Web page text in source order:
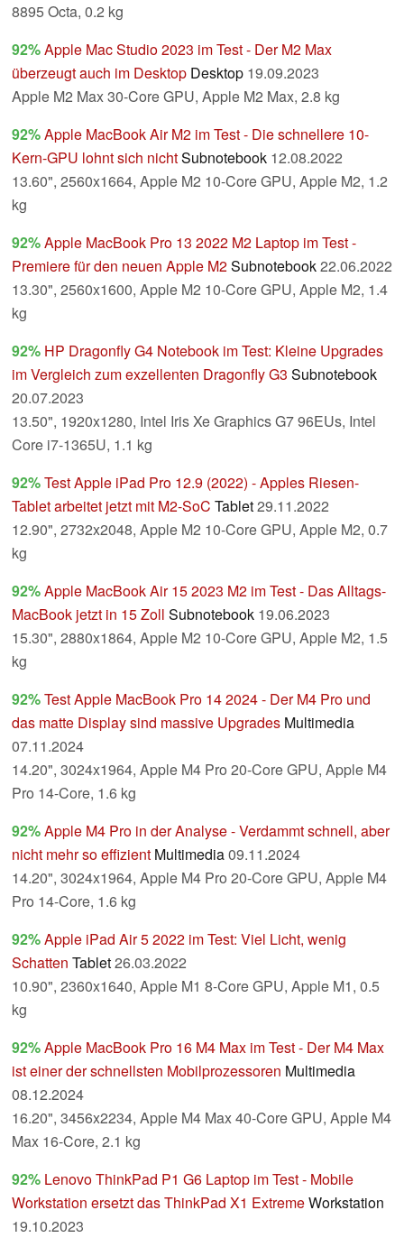
8895 Octa, 0.2 kg
92%Apple Mac Studio 2023 im Test - Der M2 Max
überzeugt auch im Desktop Desktop 19.09.2023
Apple M2 Max 30-Core GPU, Apple M2 Max, 2.8 kg
92%Apple MacBook Air M2 im Test - Die schnellere 10-
Kern-GPU lohnt sich nichtSubnotebook 12.08.2022
13.60", 2560x1664, Apple M2 10-Core GPU, Apple M2, 1.2
kg
92%Apple MacBook Pro 13 2022 M2 Laptop im Test -
Premiere für den neuen Apple M2Subnotebook22.06.2022
13.30", 2560x1600, Apple M2 10-Core GPU, Apple M2, 1.4
kg
92% HP Dragonfly G4 Notebook im Test: Kleine Upgrades
im Vergleich zum exzellenten Dragonfly G3 Subnotebook
20.07.2023
13.50", 1920x1280, Intel Iris Xe Graphics G7 96EUs, Intel
Core i7-1365U, 1.1 kg
92%Test Apple iPad Pro 12.9 (2022) - Apples Riesen-
Tablet arbeitet jetzt mit M2-SoC Tablet29.11.2022
12.90", 2732x2048, Apple M2 10-Core GPU, Apple M2, 0.7
kg
92%Apple MacBook Air 15 2023 M2 im Test - Das Alltags-
MacBook jetzt in 15 Zoll Subnotebook 19.06.2023
15.30", 2880x1864, Apple M2 10-Core GPU, Apple M2, 1.5
kg
92%Test Apple MacBook Pro 14 2024 - Der M4 Pro und
das matte Display sind massive Upgrades Multimedia
07.11.2024
14.20", 3024x1964, Apple M4 Pro 20-Core GPU, Apple M4
Pro 14-Core, 1.6 kg
92%Apple M4 Pro in der Analyse - Verdammt schnell, aber
nicht mehr so effizient Multimedia09.11.2024
14.20", 3024x1964, Apple M4 Pro 20-Core GPU, Apple M4
Pro 14-Core, 1.6 kg
92%Apple iPad Air 5 2022 im Test: Viel Licht, wenig
Schatten Tablet26.03.2022
10.90", 2360x1640, Apple M1 8-Core GPU, Apple M1, 0.5
kg
92%Apple MacBook Pro 16 M4 Max im Test - Der M4 Max
ist einer der schnellsten Mobilprozessoren Multimedia
08.12.2024
16.20", 3456x2234, Apple M4 Max 40-Core GPU, Apple M4
Max 16-Core, 2.1 kg
92% Lenovo ThinkPad P1 G6 Laptop im Test - Mobile
Workstation ersetzt das ThinkPad X1 ExtremeWorkstation
19.10.2023